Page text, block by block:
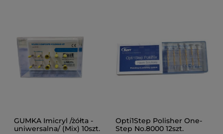
GUMKA Imicryl /żółta -
uniwersalna/ (Mix) 10szt.
Opti1Step Polisher One-
Step No.8000 12szt.